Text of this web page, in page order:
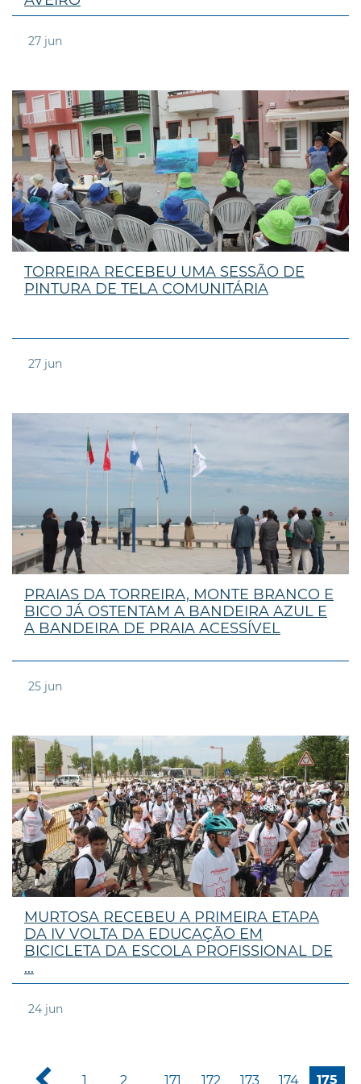
27 jun
TORREIRA RECEBEU UMA SESSÃO DE
PINTURA DE TELA COMUNITÁRIA
27 jun
PRAIAS DA TORREIRA, MONTE BRANCO E
BICO JÁ OSTENTAM A BANDEIRA AZUL E
A BANDEIRA DE PRAIA ACESSÍVEL
25 jun
MURTOSA RECEBEU A PRIMEIRA ETAPA
DA IV VOLTA DA EDUCAÇÃO EM
BICICLETA DA ESCOLA PROFISSIONAL DE
...
24 jun
1 2 171 172 173 174 175